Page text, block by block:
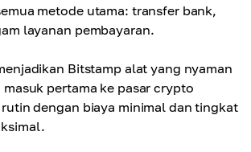
metode utama: transfer bank,
layanan pembayaran.
Bitstamp alat yang nyaman
pertama ke pasar crypto
dengan biaya minimal dan tingkat